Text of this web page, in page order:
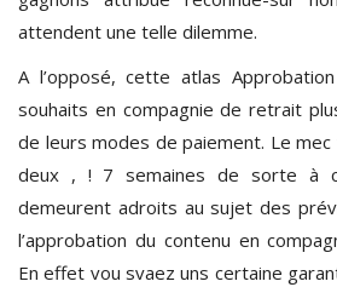
attendent une telle dilemme.
A l’opposé, cette atlas
souhaits en compagnie de retrait
de leurs modes de paiement. Le
deux , ! 7 semaines de sorte à
demeurent adroits au sujet des
l’approbation du contenu en
En effet vou svaez uns certaine